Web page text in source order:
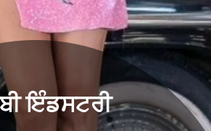
ਇੰਡਸਟਰੀ